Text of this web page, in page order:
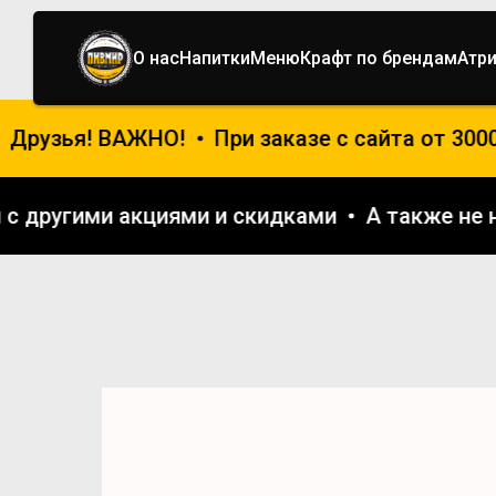
О насНапиткиМенюКрафт по брендам
ВАЖНО! При заказе с сайта от
с другими акциями и скидками А также